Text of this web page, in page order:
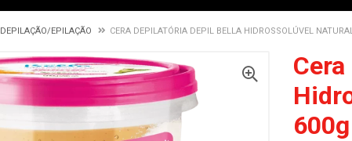
DEPILAÇÃO/EPILAÇÃO CERA DEPILATÓRIA DEPIL BELLA HIDROSSOLÚVEL
600g